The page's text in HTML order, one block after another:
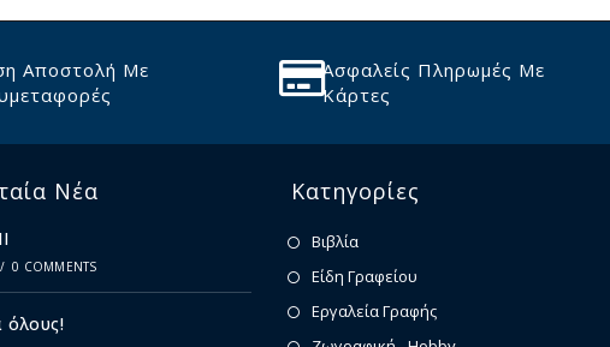
Αποστολή Με
Ασφαλείς Πληρωμές Με
Κάρτες
Νέα
/ 0 COMMENTS
όλους!
Κατηγορίες
Βιβλία
Είδη Γραφείου
Εργαλεία Γραφής